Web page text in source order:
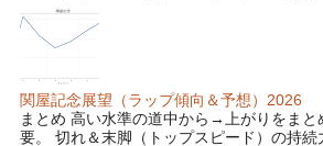
関屋記念展望（ラップ傾向＆予想）2026
まとめ 高い水準の道中から→上がりをまと
要。 切れ＆末脚（トップスピード）の持